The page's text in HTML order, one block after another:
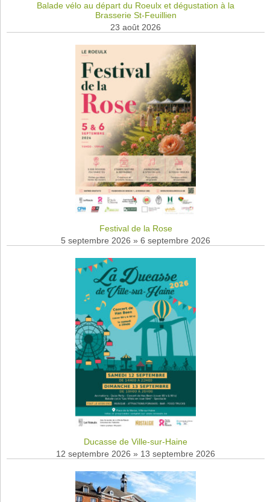
Balade vélo au départ du Roeulx et dégustation à la
Brasserie St-Feuillien
23 août 2026
Festival de la Rose
5 septembre 2026 » 6 septembre 2026
Ducasse de Ville-sur-Haine
12 septembre 2026 » 13 septembre 2026